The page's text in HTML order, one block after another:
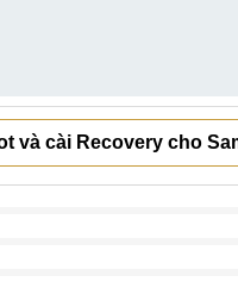
và cài Recovery cho